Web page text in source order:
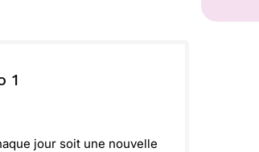
1
jour soit une nouvelle